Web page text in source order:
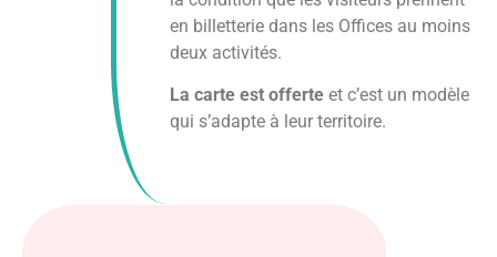
en billetterie dans les Offices au moins
deux activités.
La carte est offerte et c’est un modèle
qui s’adapte à leur territoire.